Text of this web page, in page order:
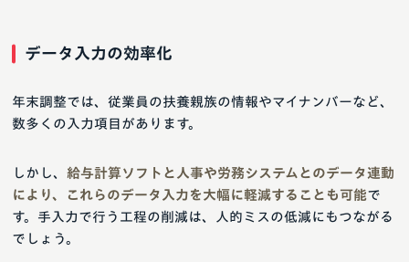
データ入力の効率化
年末調整では、従業員の扶養親族の情報やマイナンバーなど、
数多くの入力項目があります。
しかし、 給与計算ソフトと人事や労務システムとのデータ連動
により、これらのデータ入力を大幅に軽減することも可能で
す。手入力で行う工程の削減は、人的ミスの低減にもつながる
でしょう。